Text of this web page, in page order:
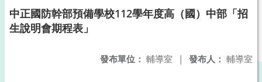
中正國防幹部預備學校112學年度高（國）中部「招
生說明會期程表」
發布人： 輔導室
發布單位： 輔導室 |